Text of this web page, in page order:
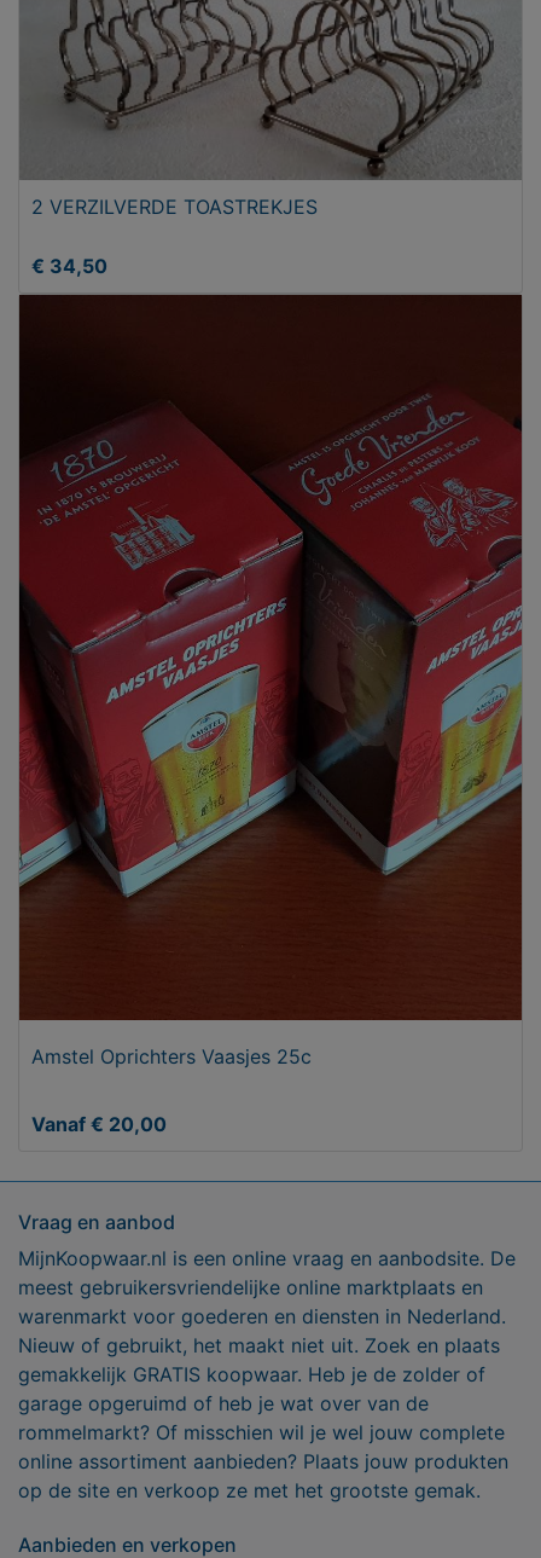
2 VERZILVERDE TOASTREKJES
€ 34,50
Amstel Oprichters Vaasjes 25c
Vanaf € 20,00
Vraag en aanbod
MijnKoopwaar.nl is een online vraag en aanbodsite. De
meest gebruikersvriendelijke online marktplaats en
warenmarkt voor goederen en diensten in Nederland.
Nieuw of gebruikt, het maakt niet uit. Zoek en plaats
gemakkelijk GRATIS koopwaar. Heb je de zolder of
garage opgeruimd of heb je wat over van de
rommelmarkt? Of misschien wil je wel jouw complete
online assortiment aanbieden? Plaats jouw produkten
op de site en verkoop ze met het grootste gemak.
Aanbieden en verkopen